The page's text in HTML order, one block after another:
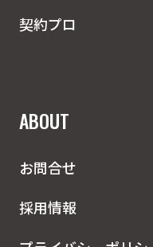
契約プロ
ABOUT
お問合せ
採用情報